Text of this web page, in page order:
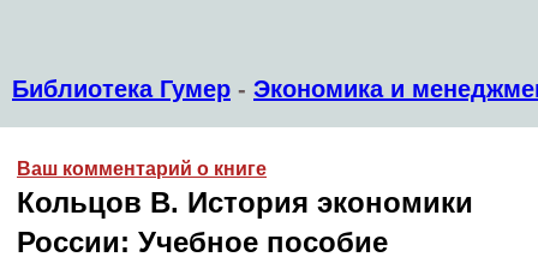
Библиотека Гумер - Экономика и
Ваш комментарий о книге
Кольцов В. История экономики
России: Учебное пособие